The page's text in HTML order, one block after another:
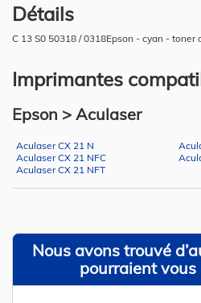
Détails
C 13 S0 50318 / 0318Epson - cyan - toner
Imprimantes
Epson > Aculaser
Aculaser CX 21 N
Aculaser CX 21 NFC
Aculaser CX 21 NFT
Nous avons trouvé
pourraient vous